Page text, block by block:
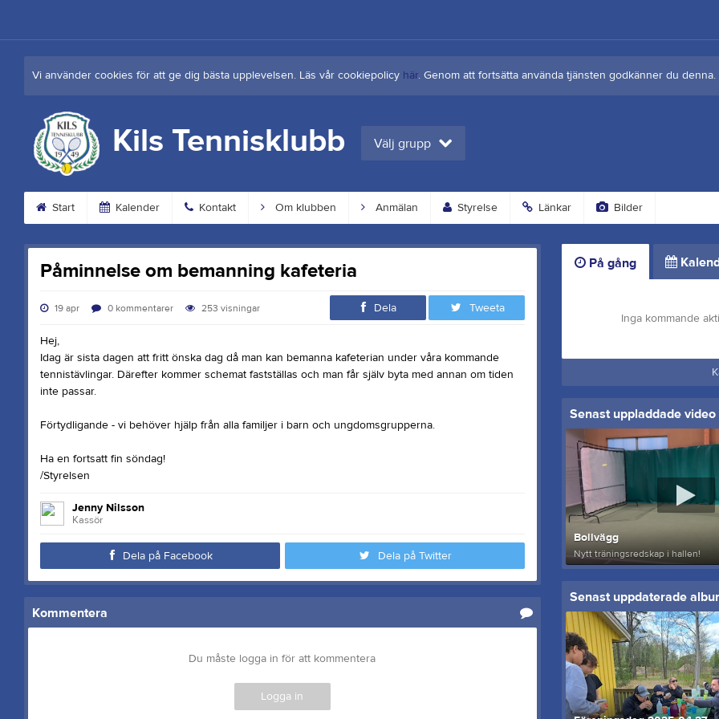
Vi använder cookies för att ge dig bästa upplevelsen. Läs vår cookiepolicy här. Genom att fortsätta använda tjänsten godkänner du denna.
Kils Tennisklubb Välj grupp
Start Kalender Kontakt Om klubben Anmälan Styrelse Länkar Bilder
Påminnelse om bemanning kafeteria
19 apr 0 kommentarer 253 visningar Dela Tweeta
Hej,
Idag är sista dagen att fritt önska dag då man kan bemanna kafeterian under våra kommande
tennistävlingar. Därefter kommer schemat fastställas och man får själv byta med annan om tiden
inte passar.
Förtydligande - vi behöver hjälp från alla familjer i barn och ungdomsgrupperna.
Ha en fortsatt fin söndag!
/Styrelsen
Jenny Nilsson
Kassör
Dela på Facebook Dela på Twitter
Kommentera
Du måste logga in för att kommentera
Logga in
På gång
Inga kommande
Senast uppladdade video
Bollvägg
Nytt träningsredskap i hallen!
Senast uppdaterade